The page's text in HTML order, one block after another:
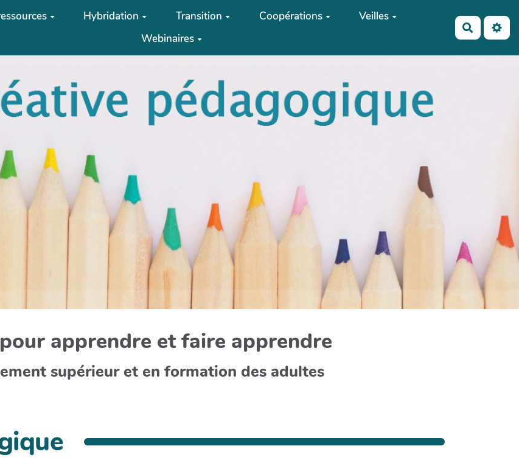
Hybridation Transition Coopérations
Veilles
Webinaires
apprendre et faire apprendre
supérieur et en formation des adultes